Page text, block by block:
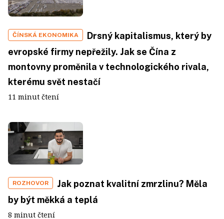
ČÍNSKÁ EKONOMIKA
Drsný kapitalismus, který by
evropské firmy nepřežily. Jak se Čína z
montovny proměnila v technologického rivala,
kterému svět nestačí
11 minut čtení
ROZHOVOR
Jak poznat kvalitní zmrzlinu? Měla
by být měkká a teplá
8 minut čtení